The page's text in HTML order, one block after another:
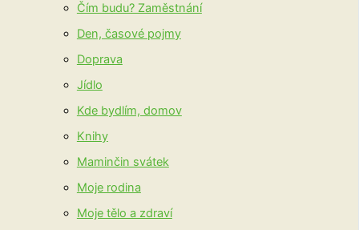
Čím budu? Zaměstnání
Den, časové pojmy
Doprava
Jídlo
Kde bydlím, domov
Knihy
Maminčin svátek
Moje rodina
Moje tělo a zdraví